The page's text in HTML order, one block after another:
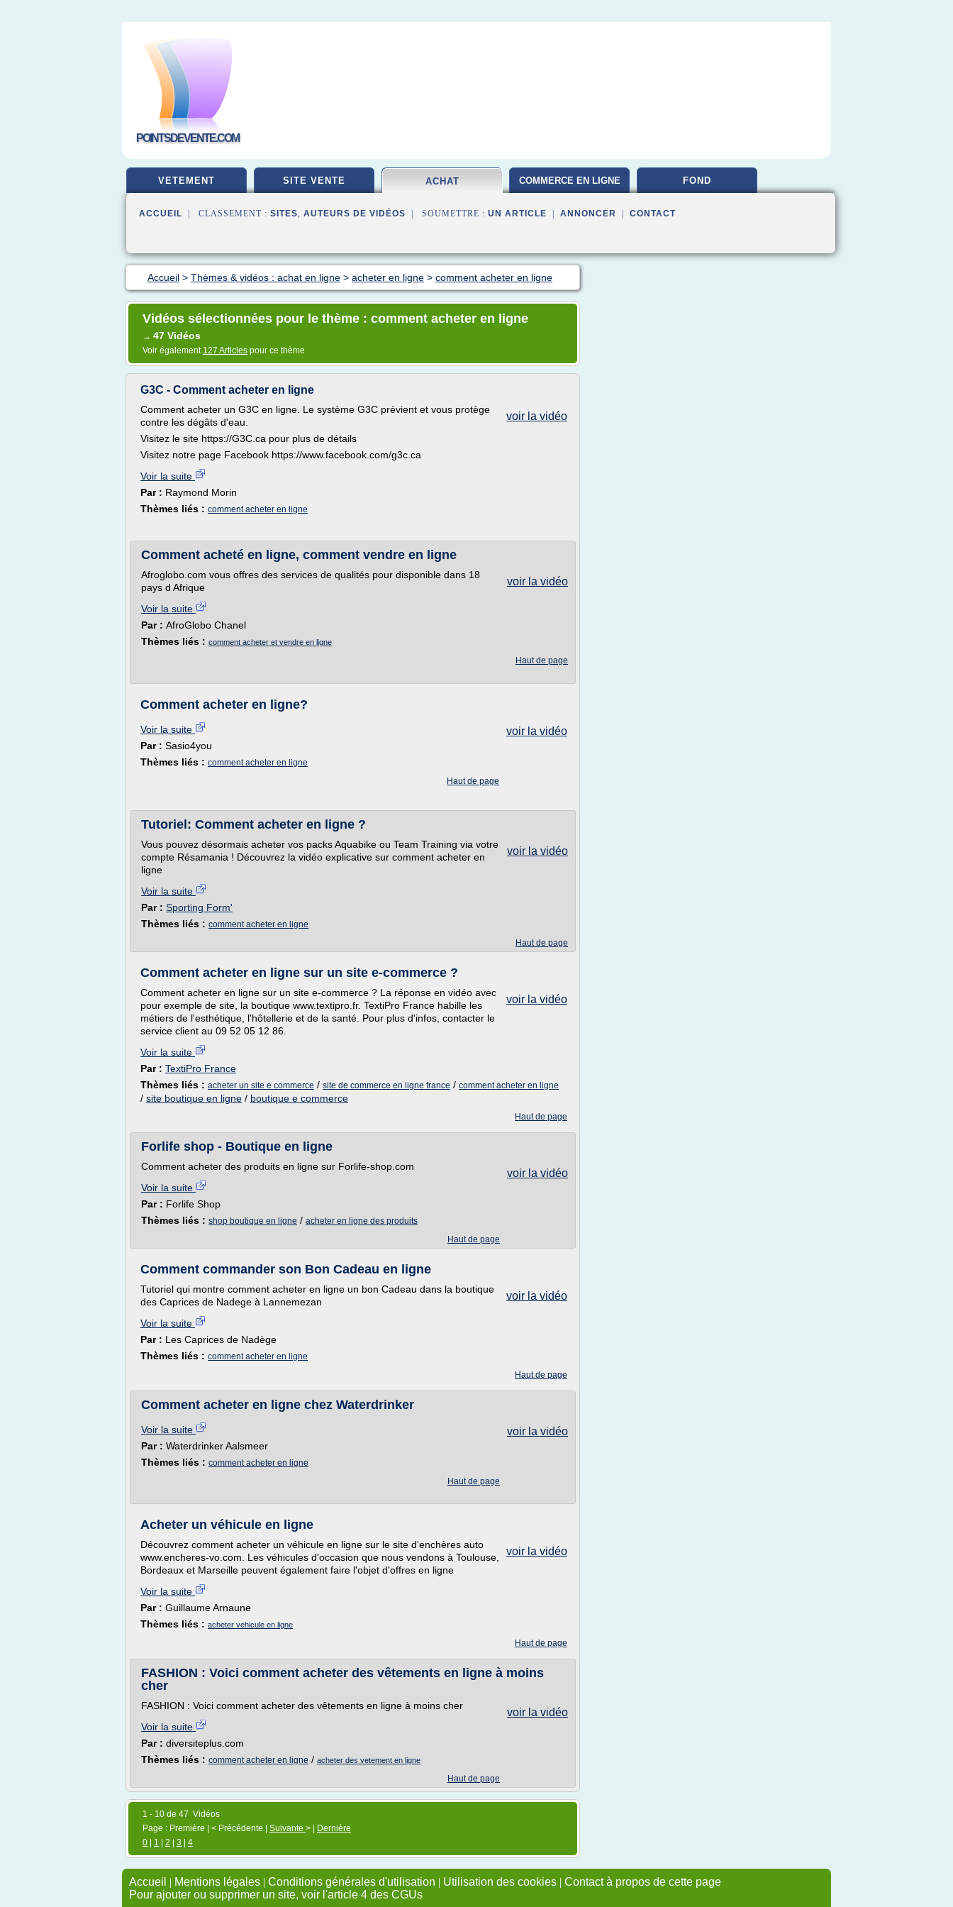
POINTSDEVENTE.COM
VETEMENT SITE VENTE ACHAT COMMERCE EN LIGNE FOND
ACCUEIL | CLASSEMENT : SITES, AUTEURS DE VIDÉOS | SOUMETTRE : UN ARTICLE ANNONCER CONTACT
Accueil > Thèmes & vidéos : achat en ligne > acheter en ligne > comment acheter en ligne
Vidéos sélectionnées pour le thème : comment acheter en ligne
→ 47 Vidéos
Voir également 127 Articles pour ce thème
G3C - Comment acheter en ligne
voir la vidéo
Comment acheter un G3C en ligne. Le système G3C prévient et vous protège
contre les dégâts d'eau.
Visitez le site https://G3C.ca pour plus de détails
Visitez notre page Facebook https://www.facebook.com/g3c.ca
Voir la suite
Par : Raymond Morin
Thèmes liés : comment acheter en ligne
Comment acheté en ligne, comment vendre en ligne
voir la vidéo
Afroglobo.com vous offres des services de qualités pour disponible dans 18
pays d Afrique
Voir la suite
Par : AfroGlobo Chanel
Thèmes liés : comment acheter et vendre en ligne
Haut de page
Comment acheter en ligne?
voir la vidéo
Voir la suite
Par : Sasio4you
Thèmes liés : comment acheter en ligne
Haut de page
Tutoriel: Comment acheter en ligne ?
voir la vidéo
Vous pouvez désormais acheter vos packs Aquabike ou Team Training via votre
compte Résamania ! Découvrez la vidéo explicative sur comment acheter en
ligne
Voir la suite
Par : Sporting Form'
Thèmes liés : comment acheter en ligne
Haut de page
Comment acheter en ligne sur un site e-commerce ?
voir la vidéo
Comment acheter en ligne sur un site e-commerce ? La réponse en vidéo avec
pour exemple de site, la boutique www.textipro.fr. TextiPro France habille les
métiers de l'esthétique, l'hôtellerie et de la santé. Pour plus d'infos, contacter le
service client au 09 52 05 12 86.
Voir la suite
Par : TextiPro France
Thèmes liés : acheter un site e commerce / site de commerce en ligne france / comment acheter en ligne
/ site boutique en ligne / boutique e commerce
Haut de page
Forlife shop - Boutique en ligne
voir la vidéo
Comment acheter des produits en ligne sur Forlife-shop.com
Voir la suite
Par : Forlife Shop
Thèmes liés : shop boutique en ligne / acheter en ligne des produits
Haut de page
Comment commander son Bon Cadeau en ligne
voir la vidéo
Tutoriel qui montre comment acheter en ligne un bon Cadeau dans la boutique
des Caprices de Nadege à Lannemezan
Voir la suite
Par : Les Caprices de Nadège
Thèmes liés : comment acheter en ligne
Haut de page
Comment acheter en ligne chez Waterdrinker
voir la vidéo
Voir la suite
Par : Waterdrinker Aalsmeer
Thèmes liés : comment acheter en ligne
Haut de page
Acheter un véhicule en ligne
voir la vidéo
Découvrez comment acheter un véhicule en ligne sur le site d'enchères auto
www.encheres-vo.com. Les véhicules d'occasion que nous vendons à Toulouse,
Bordeaux et Marseille peuvent également faire l'objet d'offres en ligne
Voir la suite
Par : Guillaume Arnaune
Thèmes liés : acheter vehicule en ligne
Haut de page
FASHION : Voici comment acheter des vêtements en ligne à moins
cher
voir la vidéo
FASHION : Voici comment acheter des vêtements en ligne à moins cher
Voir la suite
Par : diversiteplus.com
Thèmes liés : comment acheter en ligne / acheter des vetement en ligne
Haut de page
1 - 10 de 47 Vidéos
Page : Première | < Précédente | Suivante > |
Dernière
0
1 2 3 4
Accueil | Mentions légales | Conditions générales d'utilisation | Utilisation des cookies | Contact à propos de cette page
Pour ajouter ou supprimer un site, voir l'article 4 des CGUs